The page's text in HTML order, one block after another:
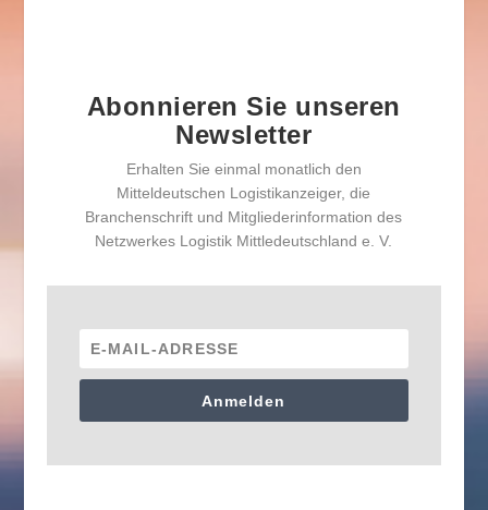
Abonnieren Sie unseren
Newsletter
Erhalten Sie einmal monatlich den
Mitteldeutschen Logistikanzeiger, die
Branchenschrift und Mitgliederinformation des
Netzwerkes Logistik Mittledeutschland e. V.
Anmelden